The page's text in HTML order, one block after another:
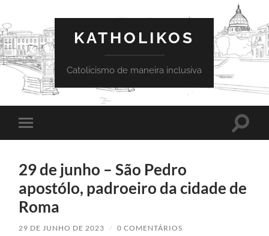
KATHOLIKOS
Catolicismo de maneira inclusiva
Toggle
mobile
Toggle
29 de junho – São Pedro
apostólo, padroeiro da cidade de
Roma
29 DE JUNHO DE 2023 / 0 COMENTÁRIOS